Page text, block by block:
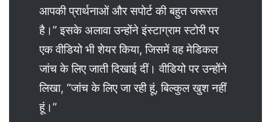
आपकी प्रार्थनाओं और सपोर्ट की बहुत जरूरत
है।” इसके अलावा उन्होंने इंस्टाग्राम स्टोरी पर
एक वीडियो भी शेयर किया, जिसमें वह मेडिकल
जांच के लिए जाती दिखाई दीं। वीडियो पर उन्होंने
लिखा, “जांच के लिए जा रही हूं, बिल्कुल खुश नहीं
हूं।”